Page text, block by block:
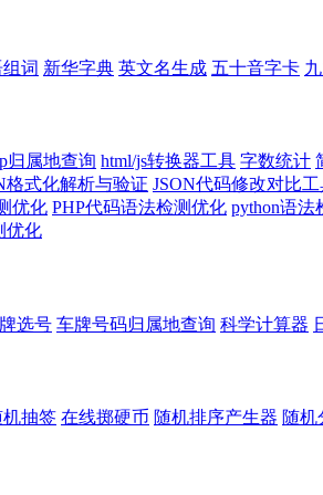
词 新华字典 英文名生成 五十音字卡
归属地查询 html/js转换器工具 字数统计
格式化解析与验证 JSON代码修改对比
优化 PHP代码语法检测优化 python语法
优化
选号 车牌号码归属地查询 科学计算器
机抽签 在线掷硬币 随机排序产生器 随机